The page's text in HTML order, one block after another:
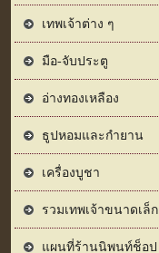
เทพเจ้าต่าง ๆ
มือ-จับประตู
อ่างทองเหลือง
ธูปหอมและกำยาน
เครื่องบูชา
รวมเทพเจ้าขนาดเล็ก
แผนที่ร้านนิพนท์ช็อป